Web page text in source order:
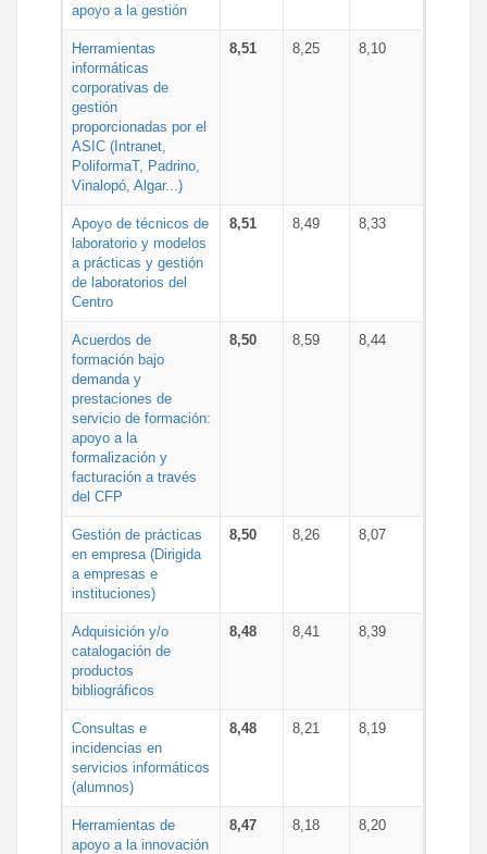
apoyo a la gestión
Herramientas
informáticas
corporativas de
gestión
proporcionadas por el
ASIC (Intranet,
PoliformaT, Padrino,
Vinalopó, Algar...)
8,51 8,25 8,10
Apoyo de técnicos de
laboratorio y modelos
a prácticas y gestión
de laboratorios del
Centro
8,51 8,49 8,33
Acuerdos de
formación bajo
demanda y
prestaciones de
servicio de formación:
apoyo a la
formalización y
facturación a través
del CFP
8,50 8,59 8,44
Gestión de prácticas
en empresa (Dirigida
a empresas e
instituciones)
8,50 8,26 8,07
Adquisición y/o
catalogación de
productos
bibliográficos
8,48 8,41 8,39
Consultas e
incidencias en
servicios informáticos
(alumnos)
8,48 8,21 8,19
Herramientas de
apoyo a la innovación
8,47 8,18 8,20